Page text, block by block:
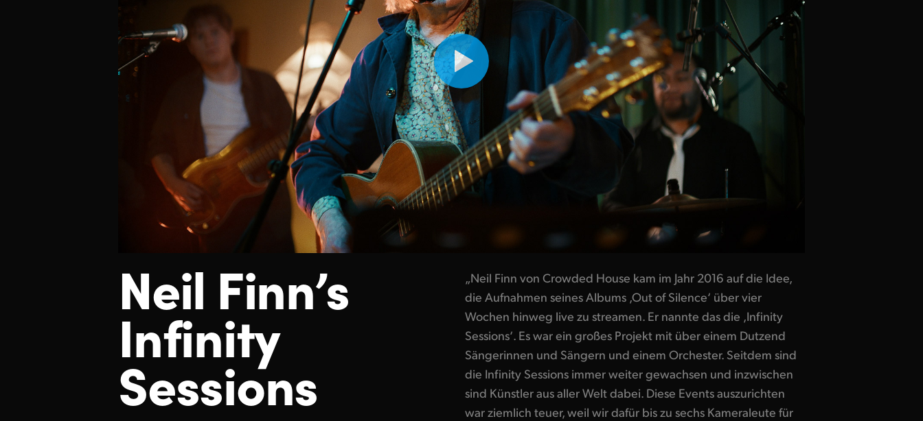
Neil Finn’s
Infinity
Sessions
„Neil Finn von Crowded House kam im Jahr 2016 auf die Idee,
die Aufnahmen seines Albums ,Out of Silence‘ über vier
Wochen hinweg live zu streamen. Er nannte das die ,Infinity
Sessions‘. Es war ein großes Projekt mit über einem Dutzend
Sängerinnen und Sängern und einem Orchester. Seitdem sind
die Infinity Sessions immer weiter gewachsen und inzwischen
sind Künstler aus aller Welt dabei. Diese Events auszurichten
war ziemlich teuer, weil wir dafür bis zu sechs Kameraleute für